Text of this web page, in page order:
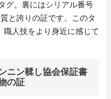
グ。裏にはシリアル番号
と誇りの証です。このタ
職人技をより身近に感じて
ニン鞣し協会保証書
の証